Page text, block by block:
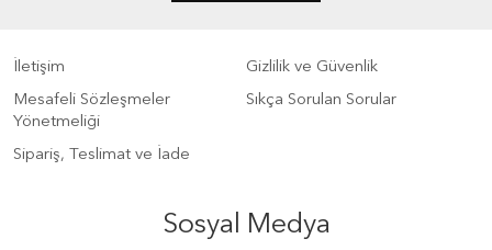
İletişim
Gizlilik ve Güvenlik
Mesafeli Sözleşmeler
Yönetmeliği
Sıkça Sorulan Sorular
Sipariş, Teslimat ve İade
Sosyal Medya